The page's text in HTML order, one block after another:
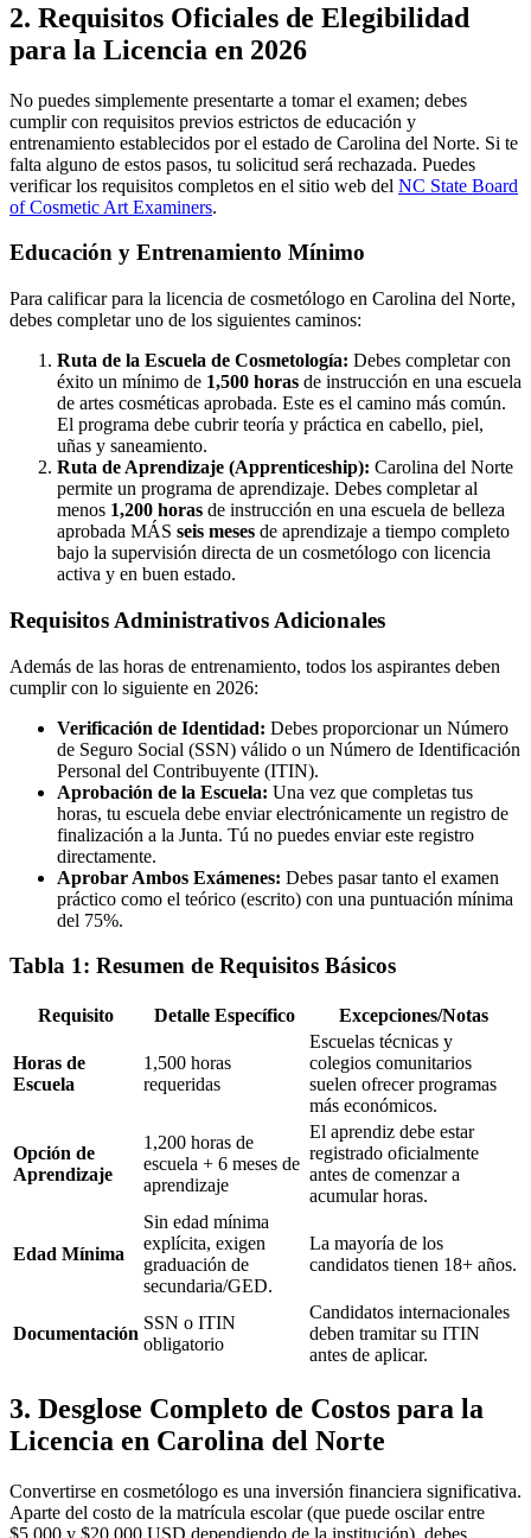
2. Requisitos Oficiales de Elegibilidad
para la Licencia en 2026
No puedes simplemente presentarte a tomar el examen; debes
cumplir con requisitos previos estrictos de educación y
entrenamiento establecidos por el estado de Carolina del Norte. Si te
falta alguno de estos pasos, tu solicitud será rechazada. Puedes
verificar los requisitos completos en el sitio web del NC State Board
of Cosmetic Art Examiners.
Educación y Entrenamiento Mínimo
Para calificar para la licencia de cosmetólogo en Carolina del Norte,
debes completar uno de los siguientes caminos:
Ruta de la Escuela de Cosmetología: Debes completar con
éxito un mínimo de 1,500 horas de instrucción en una escuela
de artes cosméticas aprobada. Este es el camino más común.
El programa debe cubrir teoría y práctica en cabello, piel,
uñas y saneamiento.
Ruta de Aprendizaje (Apprenticeship): Carolina del Norte
permite un programa de aprendizaje. Debes completar al
menos 1,200 horas de instrucción en una escuela de belleza
aprobada MÁS seis meses de aprendizaje a tiempo completo
bajo la supervisión directa de un cosmetólogo con licencia
activa y en buen estado.
Requisitos Administrativos Adicionales
Además de las horas de entrenamiento, todos los aspirantes deben
cumplir con lo siguiente en 2026:
Verificación de Identidad: Debes proporcionar un Número
de Seguro Social (SSN) válido o un Número de Identificación
Personal del Contribuyente (ITIN).
Aprobación de la Escuela: Una vez que completas tus
horas, tu escuela debe enviar electrónicamente un registro de
finalización a la Junta. Tú no puedes enviar este registro
directamente.
Aprobar Ambos Exámenes: Debes pasar tanto el examen
práctico como el teórico (escrito) con una puntuación mínima
del 75%.
Tabla 1: Resumen de Requisitos Básicos
Requisito Detalle Específico Excepciones/Notas
Horas de
Escuela
1,500 horas
requeridas
Escuelas técnicas y
colegios comunitarios
suelen ofrecer programas
más económicos.
Opción de
Aprendizaje
1,200 horas de
escuela + 6 meses de
aprendizaje
El aprendiz debe estar
registrado oficialmente
antes de comenzar a
acumular horas.
Edad Mínima
Sin edad mínima
explícita, exigen
graduación de
secundaria/GED.
La mayoría de los
candidatos tienen 18+ años.
Documentación
SSN o ITIN
obligatorio
Candidatos internacionales
deben tramitar su ITIN
antes de aplicar.
3. Desglose Completo de Costos para la
Licencia en Carolina del Norte
Convertirse en cosmetólogo es una inversión financiera significativa.
Aparte del costo de la matrícula escolar (que puede oscilar entre
$5,000 y $20,000 USD dependiendo de la institución), debes